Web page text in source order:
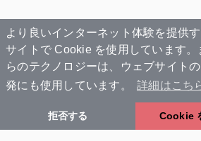
より良いインターネット体験を提供す
サイトで Cookie を使用しています。
らのテクノロジーは、ウェブサイト
発にも使用しています。
詳細はこち
拒否する Cookie